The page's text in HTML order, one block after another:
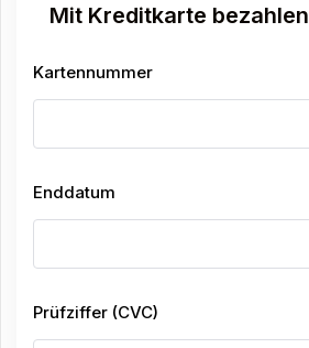
Mit Kreditkarte bezahlen
Kartennummer
Enddatum
Prüfziffer (CVC)